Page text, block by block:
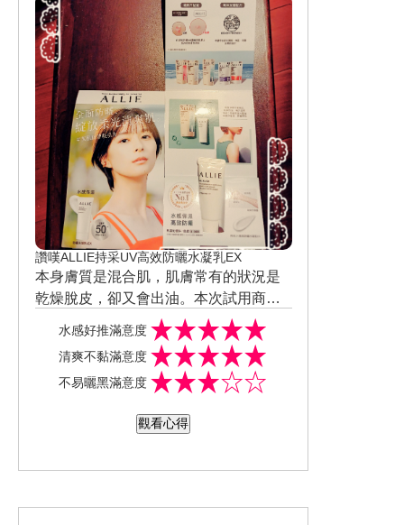
1.高效三重神經醯胺-EOP(修護鎖水)、N
P（保濕補水）、AP（柔嫩光滑） 2.MV
E長效保濕導入技術：漸進釋放保濕成分
可達24小時長效保濕 3.敏感肌適用
讚嘆ALLIE持采UV高效防曬水凝乳EX
本身膚質是混合肌，肌膚常有的狀況是
乾燥脫皮，卻又會出油。本次試用商品
質地感受清透，對我來說，喜歡這款防
曬質地。使用後的膚觸感受輕潤，喜歡
使用後的膚觸感受，清爽不黏膩等表現
覺得棒。保濕潤澤感受好，使用後，保
摩擦效果感受俱佳，使用後，持久效果
打底使用、妝感服貼、持妝效果持平。
水感好推滿意度
清爽不黏滿意度
不易曬黑滿意度
觀看心得